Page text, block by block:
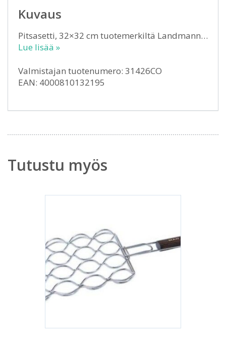
Kuvaus
Pitsasetti, 32×32 cm tuotemerkiltä Landmann…
Lue lisää »
Valmistajan tuotenumero: 31426CO
EAN: 4000810132195
Tutustu myös